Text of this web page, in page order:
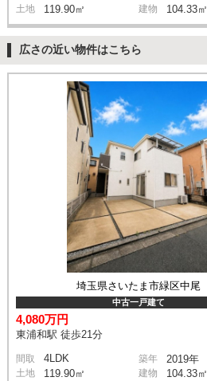
土地 119.90㎡ 建物 104.33㎡
広さの近い物件はこちら
埼玉県さいたま市緑区中尾
中古一戸建て
4,080万円
東浦和駅 徒歩21分
間取 4LDK 築年 2019年
土地 119.90㎡ 建物 104.33㎡